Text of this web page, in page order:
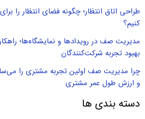
طراحی اتاق انتظار؛ چگونه فضای انتظار را
کنیم؟
مدیریت صف در رویدادها و نمایشگاه‌ها؛
بهبود تجربه شرکت‌کنندگان
چرا مدیریت صف اولین تجربه مشتری را
و ارزش طول عمر مشتری
دسته بندی ها